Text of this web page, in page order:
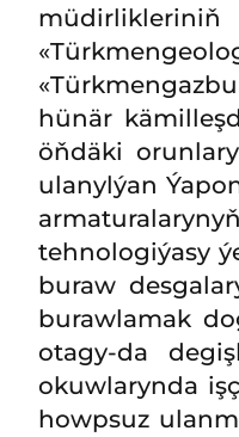
müdirlikleriniň
hünär
öňdäki
ulanylýan
tehnologiýasy
buraw
burawlamak
otagy-da
okuwlarynda
howpsuz